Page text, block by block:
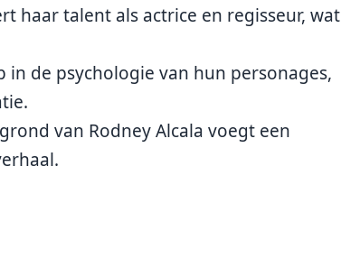
haar talent als actrice en regisseur, wat
in de psychologie van hun personages,
van Rodney Alcala voegt een